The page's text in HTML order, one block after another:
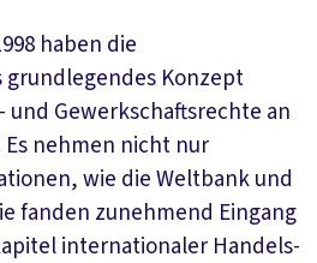
haben die
Konzept
Gewerkschaftsrechte an
nehmen nicht nur
wie die Weltbank und
fanden zunehmend Eingang
internationaler Handels-